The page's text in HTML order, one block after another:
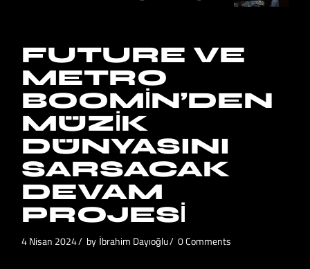
FUTURE VE
METRO
BOOMIN’DEN
MÜZIK
DÜNYASINI
SARSACAK
DEVAM
PROJESI
4 Nisan 2024 by İbrahim Dayıoğlu 0 Comments